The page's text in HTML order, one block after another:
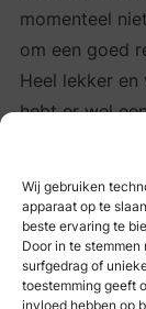
Wij gebruiken
apparaat op te
beste ervaring te
Door in te
surfgedrag of
toestemming geeft
invloed hebben op
momenteel
om een goed
Heel lekker
hebt er wel